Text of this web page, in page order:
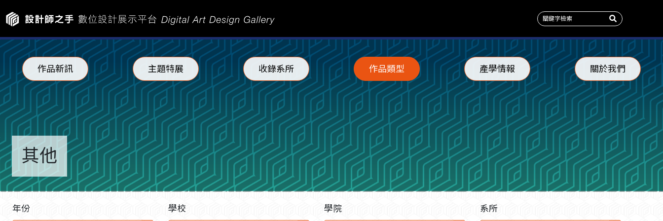
作品新訊 主題特展 收錄系所 作品類型 產學情報 關於我們
其他
年份 學校 學院 系所